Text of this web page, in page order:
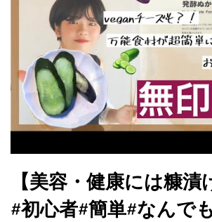
【美容・健康には糠漬
#初心者#簡単#なんで